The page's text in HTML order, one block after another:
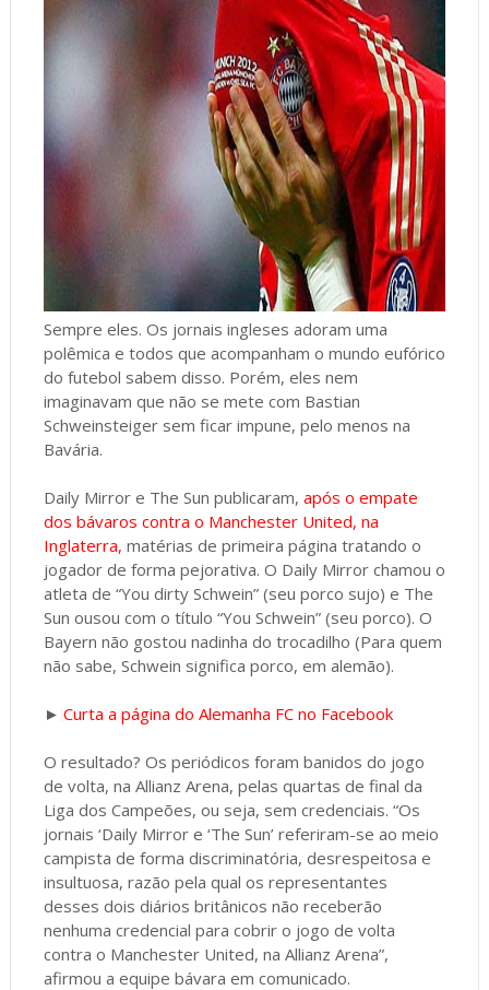
Sempre eles. Os jornais ingleses adoram uma
polêmica e todos que acompanham o mundo eufórico
do futebol sabem disso. Porém, eles nem
imaginavam que não se mete com Bastian
Schweinsteiger sem ficar impune, pelo menos na
Bavária.
Daily Mirror e The Sun publicaram, após o empate
dos bávaros contra o Manchester United, na
Inglaterra, matérias de primeira página tratando o
jogador de forma pejorativa. O Daily Mirror chamou o
atleta de “You dirty Schwein” (seu porco sujo) e The
Sun ousou com o título “You Schwein” (seu porco). O
Bayern não gostou nadinha do trocadilho (Para quem
não sabe, Schwein significa porco, em alemão).
► Curta a página do Alemanha FC no Facebook
O resultado? Os periódicos foram banidos do jogo
de volta, na Allianz Arena, pelas quartas de final da
Liga dos Campeões, ou seja, sem credenciais. “Os
jornais ‘Daily Mirror e ‘The Sun’ referiram-se ao meio
campista de forma discriminatória, desrespeitosa e
insultuosa, razão pela qual os representantes
desses dois diários britânicos não receberão
nenhuma credencial para cobrir o jogo de volta
contra o Manchester United, na Allianz Arena”,
afirmou a equipe bávara em comunicado.